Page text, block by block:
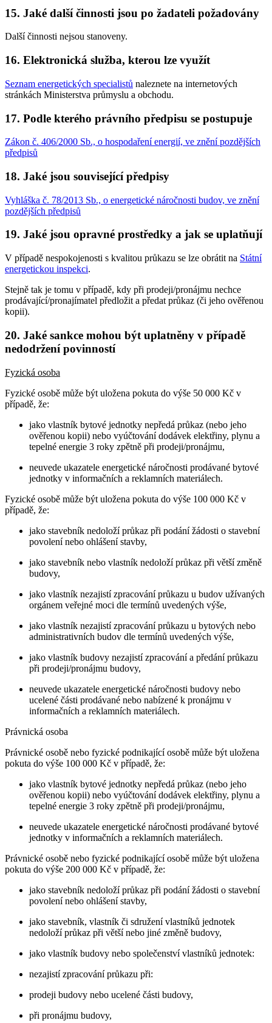
15. Jaké další činnosti jsou po žadateli požadovány
Další činnosti nejsou stanoveny.
16. Elektronická služba, kterou lze využít
Seznam energetických specialistů naleznete na internetových
stránkách Ministerstva průmyslu a obchodu.
17. Podle kterého právního předpisu se postupuje
Zákon č. 406/2000 Sb., o hospodaření energií, ve znění pozdějších
předpisů
18. Jaké jsou související předpisy
Vyhláška č. 78/2013 Sb., o energetické náročnosti budov, ve znění
pozdějších předpisů
19. Jaké jsou opravné prostředky a jak se uplatňují
V případě nespokojenosti s kvalitou průkazu se lze obrátit na Státní
energetickou inspekci.
Stejně tak je tomu v případě, kdy při prodeji/pronájmu nechce
prodávající/pronajímatel předložit a předat průkaz (či jeho ověřenou
kopii).
20. Jaké sankce mohou být uplatněny v případě
nedodržení povinností
Fyzická osoba
Fyzické osobě může být uložena pokuta do výše 50 000 Kč v
případě, že:
jako vlastník bytové jednotky nepředá průkaz (nebo jeho
ověřenou kopii) nebo vyúčtování dodávek elektřiny, plynu a
tepelné energie 3 roky zpětně při prodeji/pronájmu,
neuvede ukazatele energetické náročnosti prodávané bytové
jednotky v informačních a reklamních materiálech.
Fyzické osobě může být uložena pokuta do výše 100 000 Kč v
případě, že:
jako stavebník nedoloží průkaz při podání žádosti o stavební
povolení nebo ohlášení stavby,
jako stavebník nebo vlastník nedoloží průkaz při větší změně
budovy,
jako vlastník nezajistí zpracování průkazu u budov užívaných
orgánem veřejné moci dle termínů uvedených výše,
jako vlastník nezajistí zpracování průkazu u bytových nebo
administrativních budov dle termínů uvedených výše,
jako vlastník budovy nezajistí zpracování a předání průkazu
při prodeji/pronájmu budovy,
neuvede ukazatele energetické náročnosti budovy nebo
ucelené části prodávané nebo nabízené k pronájmu v
informačních a reklamních materiálech.
Právnická osoba
Právnické osobě nebo fyzické podnikající osobě může být uložena
pokuta do výše 100 000 Kč v případě, že:
jako vlastník bytové jednotky nepředá průkaz (nebo jeho
ověřenou kopii) nebo vyúčtování dodávek elektřiny, plynu a
tepelné energie 3 roky zpětně při prodeji/pronájmu,
neuvede ukazatele energetické náročnosti prodávané bytové
jednotky v informačních a reklamních materiálech.
Právnické osobě nebo fyzické podnikající osobě může být uložena
pokuta do výše 200 000 Kč v případě, že:
jako stavebník nedoloží průkaz při podání žádosti o stavební
povolení nebo ohlášení stavby,
jako stavebník, vlastník či sdružení vlastníků jednotek
nedoloží průkaz při větší nebo jiné změně budovy,
jako vlastník budovy nebo společenství vlastníků jednotek:
nezajistí zpracování průkazu při:
prodeji budovy nebo ucelené části budovy,
při pronájmu budovy,